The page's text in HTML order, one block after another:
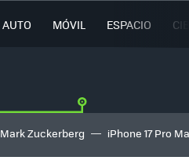
AUTO MÓVIL ESPACIO
Mark Zuckerberg iPhone 17 Pro